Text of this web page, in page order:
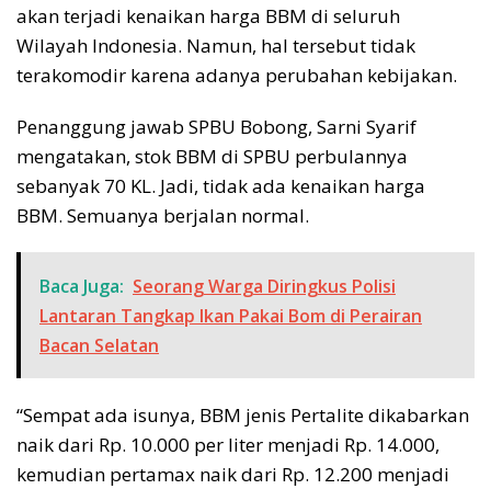
akan terjadi kenaikan harga BBM di seluruh
Wilayah Indonesia. Namun, hal tersebut tidak
terakomodir karena adanya perubahan kebijakan.
Penanggung jawab SPBU Bobong, Sarni Syarif
mengatakan, stok BBM di SPBU perbulannya
sebanyak 70 KL. Jadi, tidak ada kenaikan harga
BBM. Semuanya berjalan normal.
Baca Juga: Seorang Warga Diringkus Polisi
Lantaran Tangkap Ikan Pakai Bom di Perairan
Bacan Selatan
“Sempat ada isunya, BBM jenis Pertalite dikabarkan
naik dari Rp. 10.000 per liter menjadi Rp. 14.000,
kemudian pertamax naik dari Rp. 12.200 menjadi